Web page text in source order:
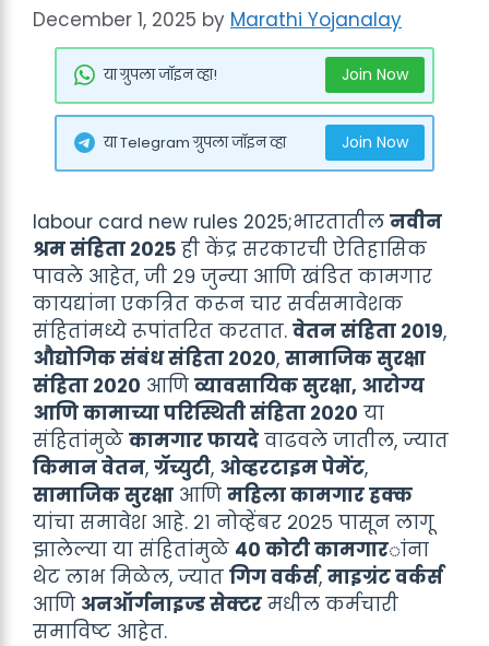
December 1, 2025 by Marathi Yojanalay
या ग्रुपला जॉइन व्हा! Join Now
या Telegram ग्रुपला जॉइन व्हा Join Now
labour card new rules 2025;भारतातील नवीन
श्रम संहिता २०२५ ही केंद्र सरकारची ऐतिहासिक
पावले आहेत, जी २९ जुन्या आणि खंडित कामगार
कायद्यांना एकत्रित करून चार सर्वसमावेशक
संहितांमध्ये रूपांतरित करतात. वेतन संहिता २०१९,
औद्योगिक संबंध संहिता २०२०, सामाजिक सुरक्षा
संहिता २०२० आणि व्यावसायिक सुरक्षा, आरोग्य
आणि कामाच्या परिस्थिती संहिता २०२० या
संहितांमुळे कामगार फायदे वाढवले जातील, ज्यात
किमान वेतन, ग्रॅच्युटी, ओव्हरटाइम पेमेंट,
सामाजिक सुरक्षा आणि महिला कामगार हक्क
यांचा समावेश आहे. २१ नोव्हेंबर २०२५ पासून लागू
झालेल्या या संहितांमुळे ४० कोटी कामगारांना
थेट लाभ मिळेल, ज्यात गिग वर्कर्स, माइग्रंट वर्कर्स
आणि अनऑर्गनाइज्ड सेक्टर मधील कर्मचारी
समाविष्ट आहेत.